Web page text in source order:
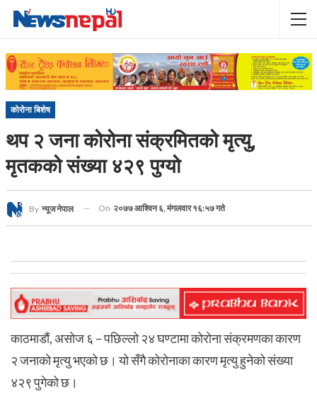
कोरोना बिशेष
थप २ जना कोरोना संक्रमितको मृत्यु,
मृतकको संख्या ४२९ पुग्यो
By न्यूज नेपाल On २०७७ आश्विन ६, मंगलवार १६:५७ गते
काठमाडौं, असोज ६ – पछिल्लो २४ घण्टामा कोरोना संक्रमणका कारण
२ जनाको मृत्यु भएको छ। यो सँगै कोरोनाका कारण मृत्यु हुनेको संख्या
४२९ पुगेको छ।